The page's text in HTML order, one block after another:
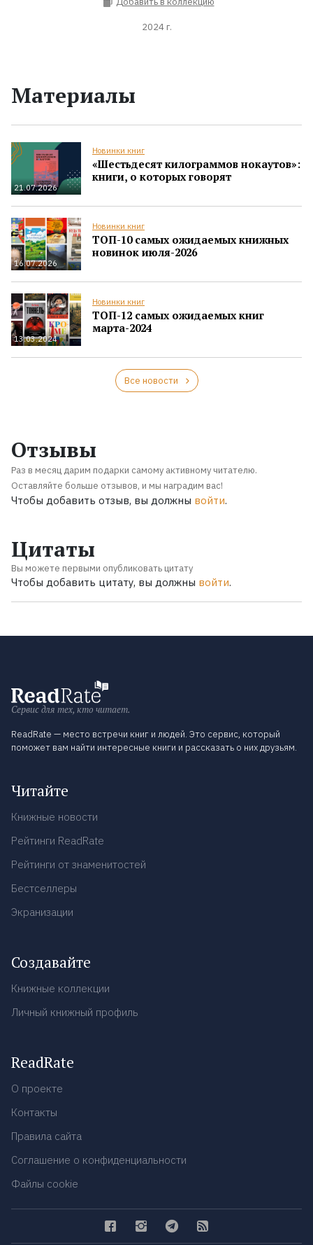
2024 г.
Материалы
21.07.2026
Новинки книг
«Шестьдесят килограммов нокаутов»:
книги, о которых говорят
16.07.2026
Новинки книг
ТОП-10 самых ожидаемых книжных
новинок июля-2026
13.03.2024
Новинки книг
ТОП-12 самых ожидаемых книг
марта-2024
Все новости
Отзывы
Раз в месяц дарим подарки самому активному читателю.
Оставляйте больше отзывов, и мы наградим вас!
Чтобы добавить отзыв, вы должны войти.
Цитаты
Вы можете первыми опубликовать цитату
Чтобы добавить цитату, вы должны войти.
Сервис для тех, кто читает.
ReadRate — место встречи книг и людей. Это сервис, который
поможет вам найти интересные книги и рассказать о них друзьям.
Читайте
Книжные новости
Рейтинги ReadRate
Рейтинги от знаменитостей
Бестселлеры
Экранизации
Создавайте
Книжные коллекции
Личный книжный профиль
ReadRate
О проекте
Контакты
Правила сайта
Соглашение о конфиденциальности
Файлы cookie